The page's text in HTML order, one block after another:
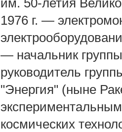
им. 50-летия
1976 г. —
— начальник
руководитель
"Энергия" (ныне
космических